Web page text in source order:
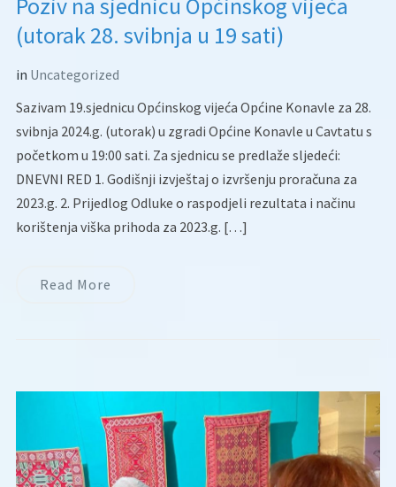
(utorak 28. svibnja u 19 sati)
in Uncategorized
Sazivam 19.sjednicu Općinskog vijeća Općine Konavle za 28.
svibnja 2024.g. (utorak) u zgradi Općine Konavle u Cavtatu s
početkom u 19:00 sati. Za sjednicu se predlaže sljedeći:
DNEVNI RED 1. Godišnji izvještaj o izvršenju proračuna za
2023.g. 2. Prijedlog Odluke o raspodjeli rezultata i načinu
korištenja viška prihoda za 2023.g. […]
Read More